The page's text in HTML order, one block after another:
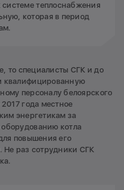
теплоснабжения
которая в период
то специалисты СГК и до
квалифицированную
персоналу белоярского
года местное
энергетикам за
котла
повышения его
Не раз сотрудники СГК